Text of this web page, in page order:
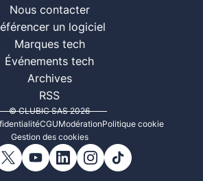
Nous contacter
un logiciel
Marques tech
Événements tech
Archives
RSS
© CLUBIC SAS 2026
CGUModérationPolitique cookie
Gestion des cookies